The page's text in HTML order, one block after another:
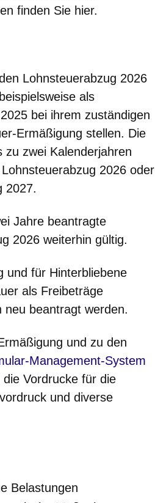
finden Sie hier.
Lohnsteuerabzug 2026
als
bei ihrem zuständigen
Ermäßigung stellen. Die
zwei Kalenderjahren
2026 oder
2027.
Jahre beantragte
2026 weiterhin gültig.
und für Hinterbliebene
als Freibeträge
neu beantragt werden.
und zu den
Management-System
sich in einem neuen Fenster
Vordrucke für die
und diverse
Belastungen